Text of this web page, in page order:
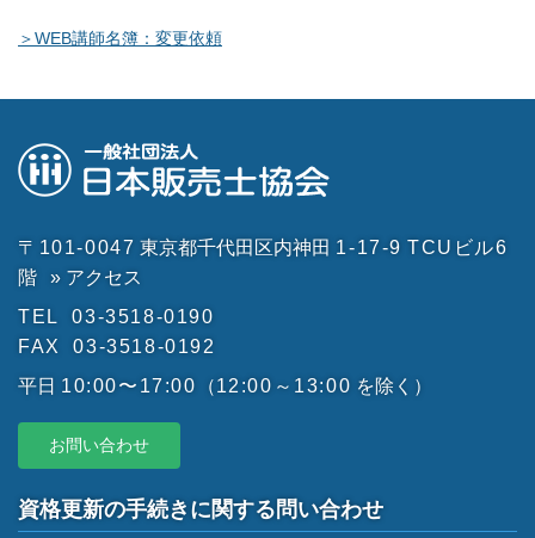
＞WEB講師名簿：変更依頼
〒101-0047 東京都千代田区内神田 1-17-9 TCUビル6
階
» アクセス
TEL
03-3518-0190
FAX
03-3518-0192
平日 10:00〜17:00 （12:00～13:00 を除く）
お問い合わせ
資格更新の手続きに関する問い合わせ